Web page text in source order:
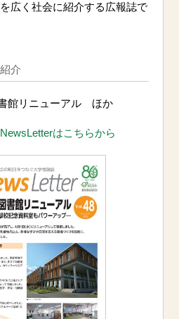
広く社会に紹介する広報誌で
介
館リニューアル ほか
はこちらから